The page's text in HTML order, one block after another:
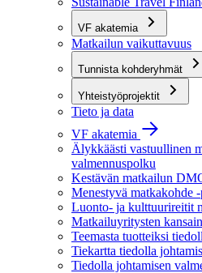
VF akatemia
Matkailun vaikuttavuus
Tunnista kohderyhmät
Yhteistyöprojektit
Tieto ja data
VF akatemia
Älykkäästi vastuullinen
valmennuspolku
Kestävän matkailun
Menestyvä matkakohde
Luonto- ja kulttuurireitit
Matkailuyritysten
Teemasta tuotteiksi
Tiekartta tiedolla
Tiedolla johtamisen